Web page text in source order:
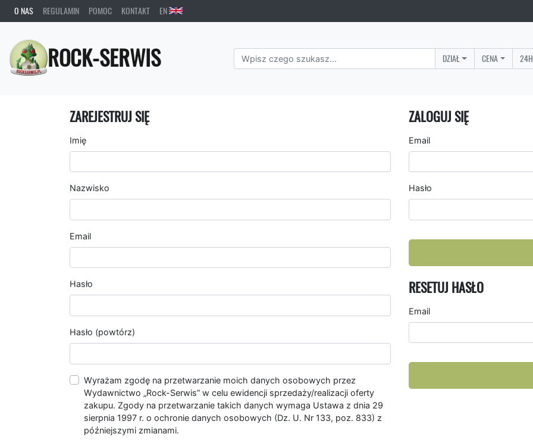
O NAS REGULAMIN POMOC KONTAKT EN
ROCK-SERWIS DZIAŁ CENA
ZAREJESTRUJ SIĘ
Imię
Nazwisko
Email
Hasło
Hasło (powtórz)
Wyrażam zgodę na przetwarzanie moich danych osobowych przez
Wydawnictwo „Rock-Serwis” w celu ewidencji sprzedaży/realizacji oferty
zakupu. Zgody na przetwarzanie takich danych wymaga Ustawa z dnia 29
sierpnia 1997 r. o ochronie danych osobowych (Dz. U. Nr 133, poz. 833) z
późniejszymi zmianami.
ZALOGUJ SIĘ
Email
Hasło
RESETUJ HASŁO
Email